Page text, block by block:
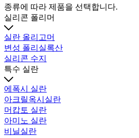
종류에 따라 제품을 선택합니다.
실리콘 폴리머
실란 올리고머
변성 폴리실록산
실리콘 수지
특수 실란
에폭시 실란
아크릴옥시실란
머캅토 실란
아미노 실란
비닐실란